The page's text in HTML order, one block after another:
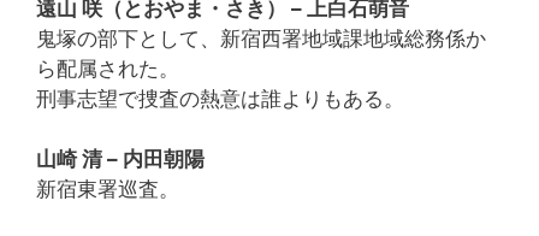
遠山 咲（とおやま・さき） – 上白石萌音
鬼塚の部下として、新宿西署地域課地域総務係か
ら配属された。
刑事志望で捜査の熱意は誰よりもある。
山崎 清 – 内田朝陽
新宿東署巡査。